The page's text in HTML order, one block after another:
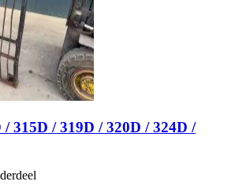
315D / 319D / 320D / 324D /